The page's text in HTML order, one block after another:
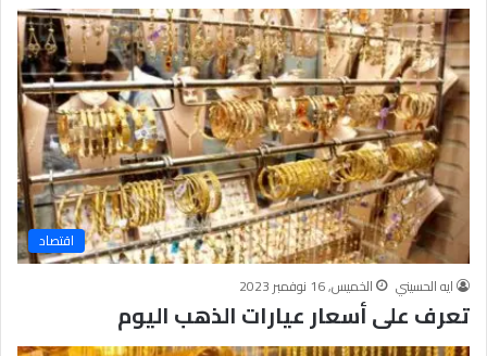
اقتصاد
ايه الحسيني
الخميس, 16 نوفمبر 2023
تعرف على أسعار عيارات الذهب اليوم